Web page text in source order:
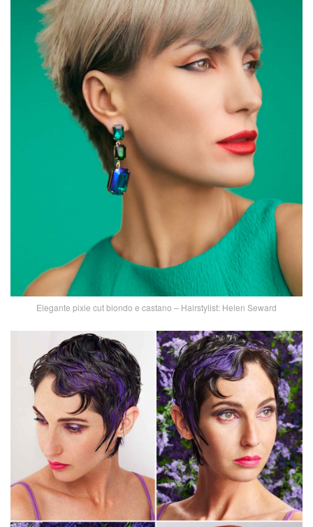
Elegante pixie cut biondo e castano – Hairstylist: Helen Seward